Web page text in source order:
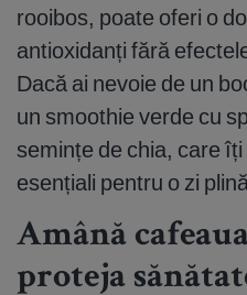
rooibos, poate oferi o
antioxidanți fără
Dacă ai nevoie de un
un smoothie verde cu
semințe de chia, care
esențiali pentru o zi
Amână
proteja